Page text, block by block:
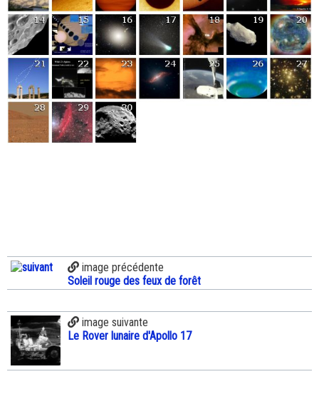
image précédente
Soleil rouge des feux de forêt
image suivante
Le Rover lunaire d'Apollo 17